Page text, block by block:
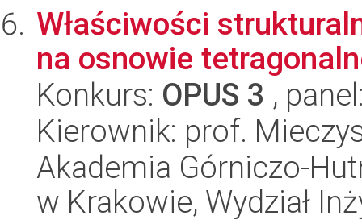
Właściwości
na osnowie
Konkurs: OPUS 3 ,
Kierownik: prof.
Akademia Górniczo-
w Krakowie, Wydział